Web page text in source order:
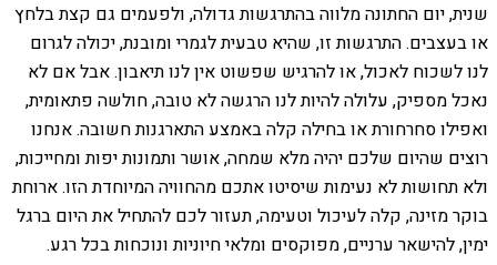
שנית, יום החתונה מלווה בהתרגשות גדולה, ולפעמים גם קצת בלחץ
או בעצבים. התרגשות זו, שהיא טבעית לגמרי ומובנת, יכולה לגרום
לנו לשכוח לאכול, או להרגיש שפשוט אין לנו תיאבון. אבל אם לא
נאכל מספיק, עלולה להיות לנו הרגשה לא טובה, חולשה פתאומית,
ואפילו סחרחורת או בחילה קלה באמצע התארגנות חשובה. אנחנו
רוצים שהיום שלכם יהיה מלא שמחה, אושר ותמונות יפות ומחייכות,
ולא תחושות לא נעימות שיסיטו אתכם מהחוויה המיוחדת הזו. ארוחת
בוקר מזינה, קלה לעיכול וטעימה, תעזור לכם להתחיל את היום ברגל
ימין, להישאר ערניים, מפוקסים ומלאי חיוניות ונוכחות בכל רגע.